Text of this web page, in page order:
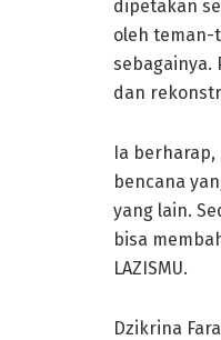
dipetakan
oleh teman-
sebagainya.
dan
Ia berharap,
bencana
yang lain.
bisa
LAZISMU.
Dzikrina